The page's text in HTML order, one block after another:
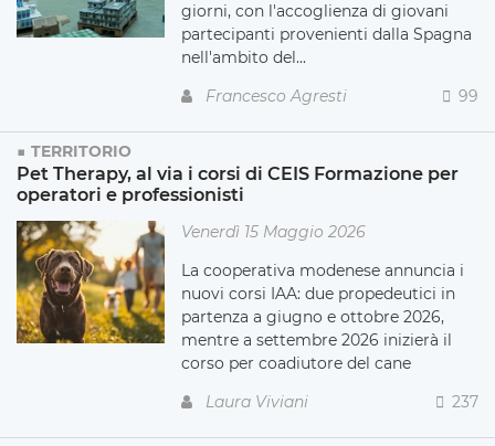
giorni, con l'accoglienza di giovani
partecipanti provenienti dalla Spagna
nell'ambito del...
Francesco Agresti
99
TERRITORIO
Pet Therapy, al via i corsi di CEIS Formazione per
operatori e professionisti
Venerdì 15 Maggio 2026
La cooperativa modenese annuncia i
nuovi corsi IAA: due propedeutici in
partenza a giugno e ottobre 2026,
mentre a settembre 2026 inizierà il
corso per coadiutore del cane
Laura Viviani
237